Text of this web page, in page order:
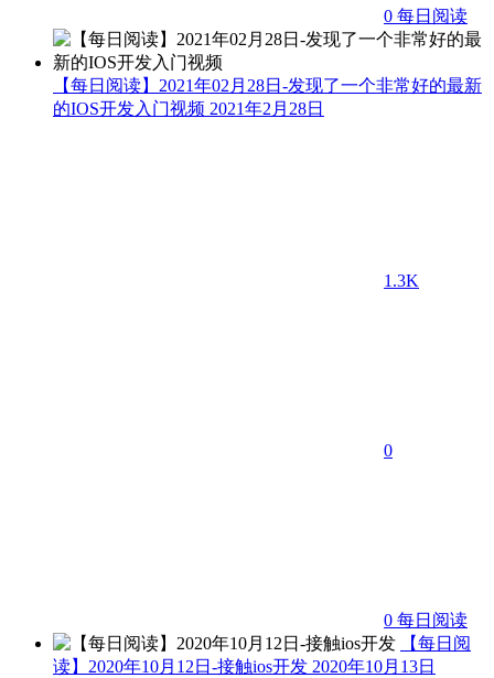
0 每日阅读
【每日阅读】2021年02月28日-发现了一个非常好的最新
的IOS开发入门视频 2021年2月28日
1.3K
0
0 每日阅读
【每日阅
读】2020年10月12日-接触ios开发 2020年10月13日